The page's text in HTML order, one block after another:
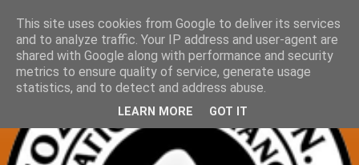
This site uses cookies from Google to deliver its services
and to analyze traffic. Your IP address and user-agent are
shared with Google along with performance and security
metrics to ensure quality of service, generate usage
statistics, and to detect and address abuse.
LEARN MORE GOT IT